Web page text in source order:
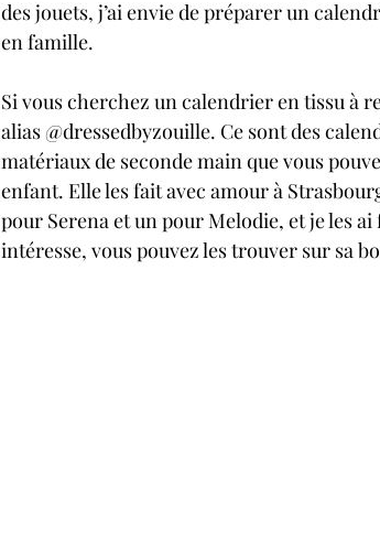
des jouets, j’ai envie de préparer un
en famille.
Si vous cherchez un calendrier en tissu à
alias @dressedbyzouille. Ce sont des
matériaux de seconde main que vous
enfant. Elle les fait avec amour à
pour Serena et un pour Melodie, et je les
intéresse, vous pouvez les trouver sur sa